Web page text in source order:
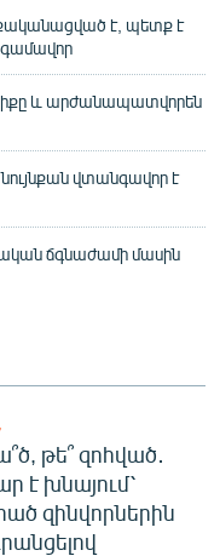
է, պետք է
և արժանապատվորեն
վտանգավոր է
ճգնաժամի մասին
թե՞ զոհված․
է խնայում՝
զինվորներին